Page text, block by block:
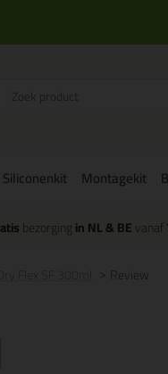
Siliconenkit Montagekit
bezorgingin NL & BEvanaf
Review